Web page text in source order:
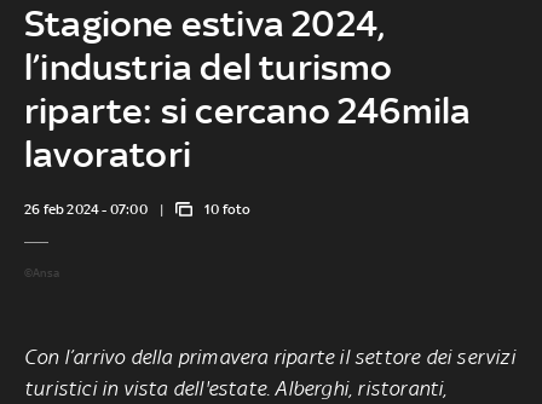
Stagione estiva 2024,
l’industria del turismo
riparte: si cercano 246mila
lavoratori
26 feb 2024 - 07:00 10 foto
©Ansa
Con l’arrivo della primavera riparte il settore dei servizi
turistici in vista dell'estate. Alberghi, ristoranti,